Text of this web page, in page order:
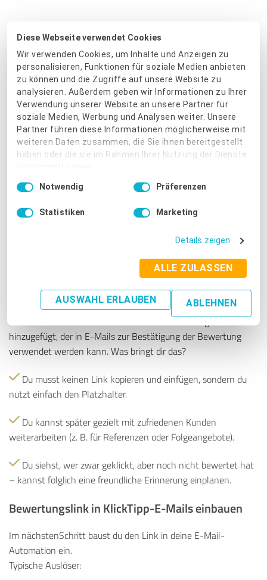
Diese Webseite verwendet Cookies
Wir verwenden Cookies, um Inhalte und Anzeigen zu
personalisieren, Funktionen für soziale Medien anbieten
zu können und die Zugriffe auf unsere Website zu
analysieren. Außerdem geben wir Informationen zu Ihrer
Verwendung unserer Website an unsere Partner für
soziale Medien, Werbung und Analysen weiter. Unsere
Partner führen diese Informationen möglicherweise mit
weiteren Daten zusammen, die Sie ihnen bereitgestellt
haben oder die sie im Rahmen Ihrer Nutzung der Dienste
Impressum|Datenschutzbestimmungen
Notwendig Präferenzen
Statistiken Marketing
Details zeigen
ALLE ZULASSEN
AUSWAHL ERLAUBEN ABLEHNEN
Was KlickTipp automatisch für dich anlegt
mehrereTags, z. B.:
„Umfrage betreten“ – der Kontakt hat auf den
„Umfrage bewertet“ – der Kontakt hat eine
Bewertung abgegeben
ggf. Tags für besonders gute Bewertungen (z. B.
4–5 Sterne)
In allen E-Mails wird ein Platzhalter für das Rating
hinzugefügt, der in E-Mails zur Bestätigung der Bewertung
verwendet werden kann.Was bringt dir das?
Du musst keinen Link kopieren und einfügen, sondern du
nutzt einfach den Platzhalter.
Du kannst später gezielt mit zufriedenen Kunden
weiterarbeiten (z. B. für Referenzen oder Folgeangebote).
Du siehst, wer zwar geklickt, aber noch nicht bewertet hat
– kannst folglich eine freundliche Erinnerung einplanen.
Bewertungslink in KlickTipp-E-Mails einbauen
Im nächstenSchritt baust du den Link in deine E-Mail-
Automation ein.
Typische Auslöser: